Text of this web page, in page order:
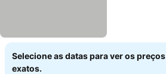
Selecione as datas para ver os preços
exatos.